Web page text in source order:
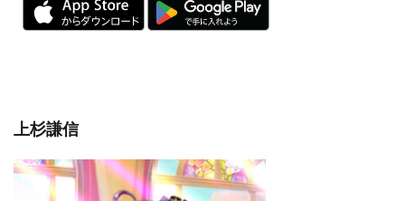
上杉謙信